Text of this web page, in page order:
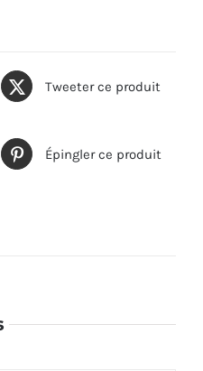
Tweeter ce produit
Épingler ce produit